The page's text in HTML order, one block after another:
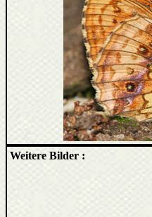
Weitere Bilder :